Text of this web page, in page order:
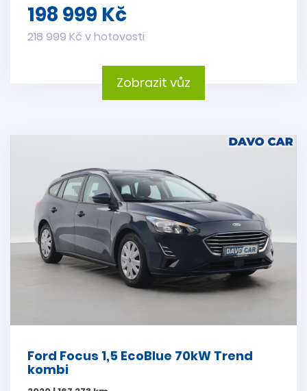
198 999 Kč
218 999 Kč v hotovosti
Zobrazit vůz
Ford Focus 1,5 EcoBlue 70kW Trend
kombi